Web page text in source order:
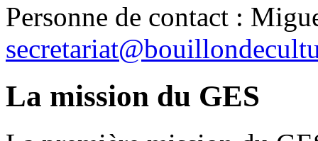
Personne de contact :
La mission du GES